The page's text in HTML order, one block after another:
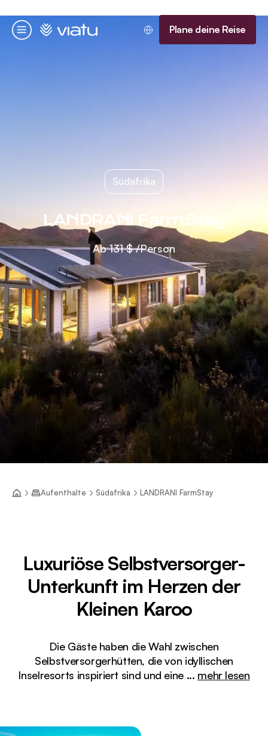
Menü
Startseite Plane deine Reise
Südafrika
LANDRANI FarmStay
Ab131 $/Person
Aufenthalte Südafrika LANDRANI FarmStay
Luxuriöse Selbstversorger-
Unterkunft im Herzen der
Kleinen Karoo
Die Gäste haben die Wahl zwischen
Selbstversorgerhütten, die von idyllischen
Inselresorts inspiriert sind und eine ... mehr lesen